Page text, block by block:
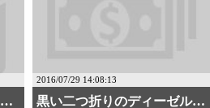
JR中央線の車内 黒いリュック
2016/07/29 14:08:13
黒い二つ折りのディーゼルの財布